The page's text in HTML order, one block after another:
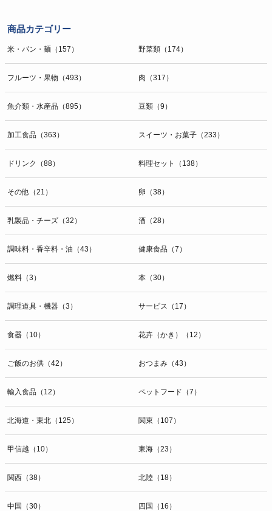
商品カテゴリー
米・パン・麺（157） 野菜類（174）
フルーツ・果物（493） 肉（317）
魚介類・水産品（895） 豆類（9）
加工食品（363） スイーツ・お菓子（233）
ドリンク（88） 料理セット（138）
その他（21） 卵（38）
乳製品・チーズ（32） 酒（28）
調味料・香辛料・油（43） 健康食品（7）
燃料（3） 本（30）
調理道具・機器（3） サービス（17）
食器（10） 花卉（かき）（12）
ご飯のお供（42） おつまみ（43）
輸入食品（12） ペットフード（7）
北海道・東北（125） 関東（107）
甲信越（10） 東海（23）
関西（38） 北陸（18）
中国（30） 四国（16）